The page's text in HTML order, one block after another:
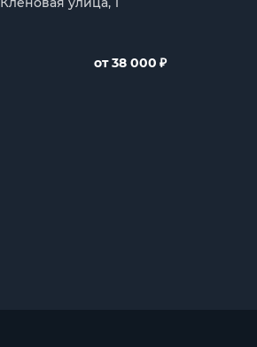
от 38 000 ₽